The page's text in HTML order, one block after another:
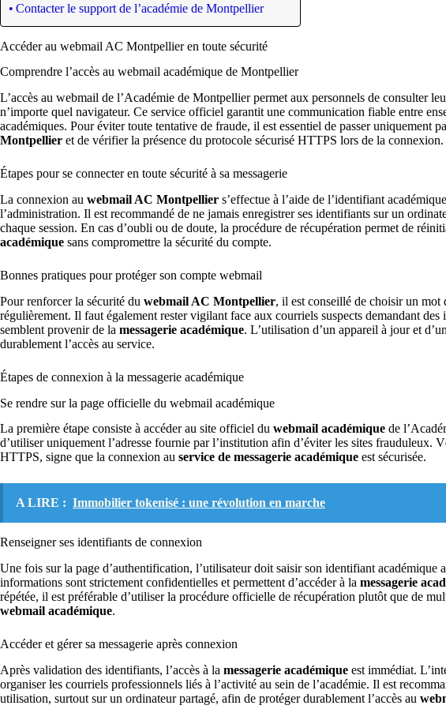
Contacter le support de l’académie de Montpellier
Accéder au webmail AC Montpellier en toute sécurité
Comprendre l’accès au webmail académique de Montpellier
L’accès au webmail de l’Académie de Montpellier permet aux personnels de consulter
n’importe quel navigateur. Ce service officiel garantit une communication fiable entre
académiques. Pour éviter toute tentative de fraude, il est essentiel de passer uniquement
Montpellier et de vérifier la présence du protocole sécurisé HTTPS lors de la connexion.
Étapes pour se connecter en toute sécurité à sa messagerie
La connexion au webmail AC Montpellier s’effectue à l’aide de l’identifiant
l’administration. Il est recommandé de ne jamais enregistrer ses identifiants sur un
chaque session. En cas d’oubli ou de doute, la procédure de récupération permet de
académique sans compromettre la sécurité du compte.
Bonnes pratiques pour protéger son compte webmail
Pour renforcer la sécurité du webmail AC Montpellier, il est conseillé de choisir un mot
régulièrement. Il faut également rester vigilant face aux courriels suspects demandant des
semblent provenir de la messagerie académique. L’utilisation d’un appareil à jour et
durablement l’accès au service.
Étapes de connexion à la messagerie académique
Se rendre sur la page officielle du webmail académique
La première étape consiste à accéder au site officiel du webmail académique de
d’utiliser uniquement l’adresse fournie par l’institution afin d’éviter les sites frauduleux.
HTTPS, signe que la connexion au service de messagerie académique est sécurisée.
A LIRE : Immobilier tokenisé : une révolution en marche
Renseigner ses identifiants de connexion
Une fois sur la page d’authentification, l’utilisateur doit saisir son identifiant académique
informations sont strictement confidentielles et permettent d’accéder à la messagerie
répétée, il est préférable d’utiliser la procédure officielle de récupération plutôt que de
webmail académique.
Accéder et gérer sa messagerie après connexion
Après validation des identifiants, l’accès à la messagerie académique est immédiat.
organiser les courriels professionnels liés à l’activité au sein de l’académie. Il est
utilisation, surtout sur un ordinateur partagé, afin de protéger durablement l’accès au